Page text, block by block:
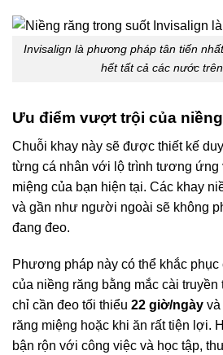
Invisalign là phương pháp tân tiến
hết tất cả các nước
Ưu điểm vượt trội của
Chuỗi khay này sẽ được thiết kế
từng cá nhân với lộ trình tương ứng
miệng của bạn hiện tại. Các khay
và gần như người ngoài sẽ không
đang đeo.
Phương pháp này có thể khắc
của niềng răng bằng mắc cài truyền
chỉ cần đeo tối thiểu 22 giờ/ngày và
răng miệng hoặc khi ăn rất tiện lợi.
bận rộn với công việc và học tập,